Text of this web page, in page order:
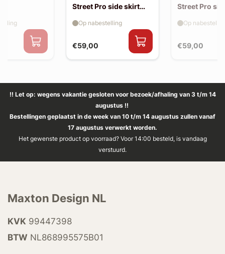
Street Pro side skirt
€59,00
Op nabestelling
Street Pro
€59,00
Op
!! Let op: wegens vakantie gesloten voor bezoek/afhaling van 3 t/m 14
augustus !!
Bestellingen geplaatst in de week van 10 t/m 14 augustus zullen vanaf
17 augustus verwerkt worden.
Het gewenste product op voorraad? Voor 14:00 besteld, is vandaag
verstuurd.
Maxton Design NL
KVK 99447398
BTW NL868995575B01